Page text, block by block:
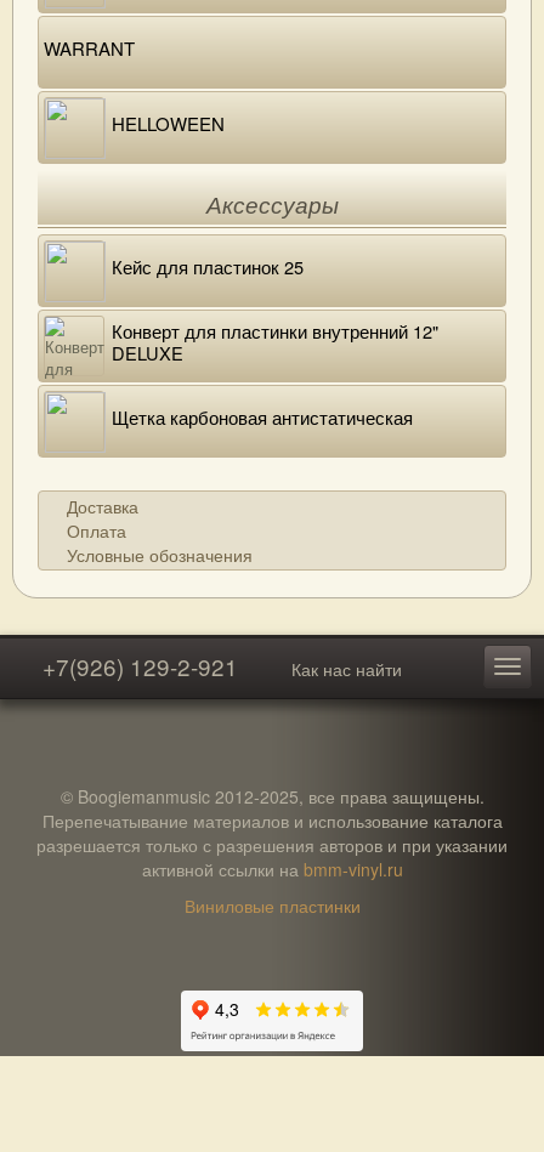
WARRANT
HELLOWEEN
Аксессуары
Кейс для пластинок 25
Конверт для пластинки внутренний 12"
DELUXE
Щетка карбоновая антистатическая
Доставка
Оплата
Условные обозначения
+7(926) 129-2-921 Как нас найти
© Boogiemanmusic 2012-2025, все права защищены.
Перепечатывание материалов и использование каталога
разрешается только с разрешения авторов и при указании
активной ссылки на bmm-vinyl.ru
Виниловые пластинки